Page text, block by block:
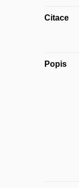
Citace
Popis